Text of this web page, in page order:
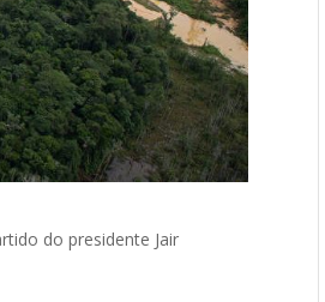
do presidente Jair